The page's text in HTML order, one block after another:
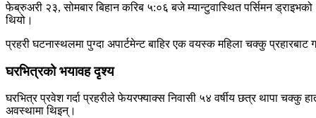
फेब्रुअरी २३, सोमबार बिहान करिब ५:०६ बजे म्यान्टुवास्थित पर्सिमन
थियो।
प्रहरी घटनास्थलमा पुग्दा अपार्टमेन्ट बाहिर एक वयस्क महिला चक्कु
घरभित्रको भयावह दृश्य
घरभित्र प्रवेश गर्दा प्रहरीले फेयरफ्याक्स निवासी ५४ वर्षीय छत्र थापा
अवस्थामा थिइन्।